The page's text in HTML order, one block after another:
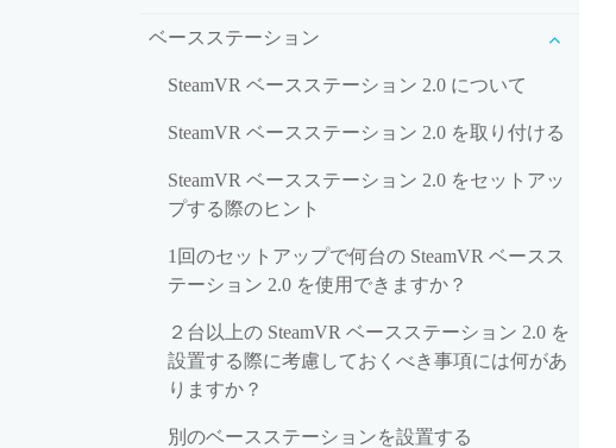
ベースステーション
SteamVR ベースステーション 2.0 について
SteamVR ベースステーション 2.0 を取り付ける
SteamVR ベースステーション 2.0 をセットアッ
プする際のヒント
1回のセットアップで何台の SteamVR ベースス
テーション 2.0 を使用できますか？
２台以上の SteamVR ベースステーション 2.0 を
設置する際に考慮しておくべき事項には何があ
りますか？
別のベースステーションを設置する